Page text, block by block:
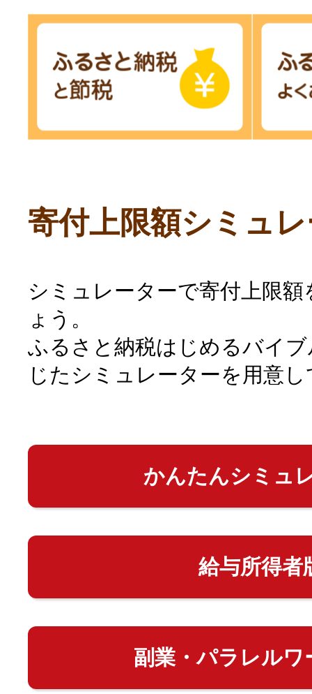
寄付上限額シミュ
シミュレーターで寄付上限
ょう。
ふるさと納税はじめるバイ
じたシミュレーターを用意
かんたんシミュ
給与所得者
副業・パラレルワ